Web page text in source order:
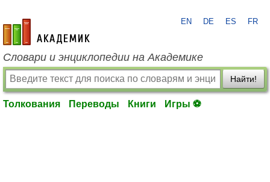
academic.ru
EN DE ES FR
Словари и энциклопедии на Академике
Найти!
Толкования Переводы Книги Игры ⚽